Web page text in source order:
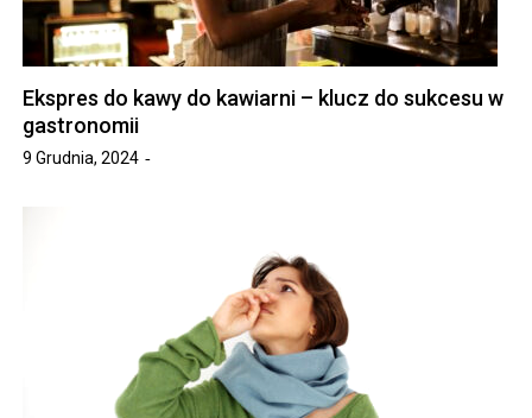
Ekspres do kawy do kawiarni – klucz do sukcesu w
gastronomii
9 Grudnia, 2024